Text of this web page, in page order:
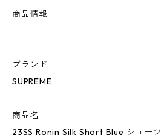
商品情報
ブランド
SUPREME
商品名
23SS Ronin Silk Short Blue ショーツ